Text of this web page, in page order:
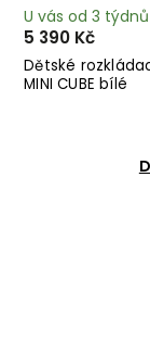
Dětské
MINI CUBE bílé
U vás od 3 týdnů
5 390 Kč